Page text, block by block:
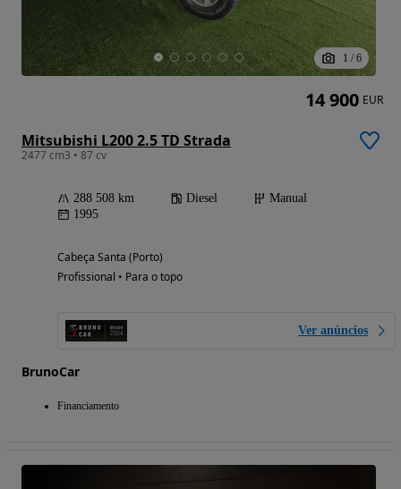
1 / 6
Mitsubishi L200 2.5 TD Strada
2477 cm3 • 87 cv
288 508 km Diesel
Manual
1995
Cabeça Santa (Porto)
Profissional • Para o topo
Ver anúncios
BrunoCar
Financiamento
14 900 EUR